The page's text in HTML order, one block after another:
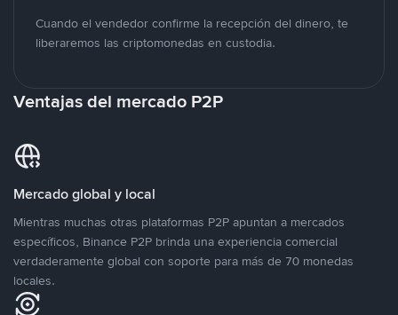
Cuando el vendedor confirme la recepción del dinero, te
liberaremos las criptomonedas en custodia.
Ventajas del mercado P2P
Mercado global y local
Mientras muchas otras plataformas P2P apuntan a mercados
específicos, Binance P2P brinda una experiencia comercial
verdaderamente global con soporte para más de 70 monedas
locales.